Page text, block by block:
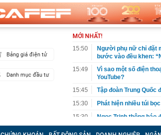
Bảng giá điện tử
Danh mục đầu tư
MỚI NHẤT!
15:50
Người phụ nữ chỉ đặt
bước vào đều khen:
15:49
Vì sao một số điện
YouTube?
15:45
Tập đoàn Trung Quốc
15:30
Phát hiện nhiều túi
15:30
Ngọc Trinh thông báo
15:27
Tập đoàn Đèo Cả